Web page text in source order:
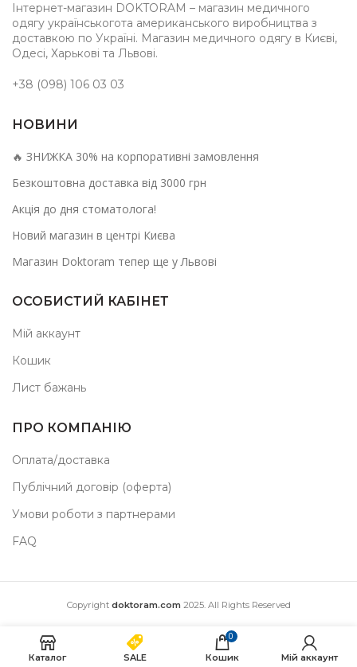
Інтернет-магазин DOKTORAM – магазин медичного
одягу українськогота американського виробництва з
доставкою по Україні. Магазин медичного одягу в Києві,
Одесі, Харькові та Львові.
+38 (098) 106 03 03
НОВИНИ
🔥 ЗНИЖКА 30% на корпоративні замовлення
Безкоштовна доставка від 3000 грн
Акція до дня стоматолога!
Новий магазин в центрі Києва
Магазин Doktoram тепер ще у Львові
ОСОБИСТИЙ КАБІНЕТ
Мій аккаунт
Кошик
Лист бажань
ПРО КОМПАНІЮ
Оплата/доставка
Публічний договір (оферта)
Умови роботи з партнерами
FAQ
Copyright doktoram.com 2025. All Rights Reserved
Каталог SALE
0
Кошик
Мій аккаунт